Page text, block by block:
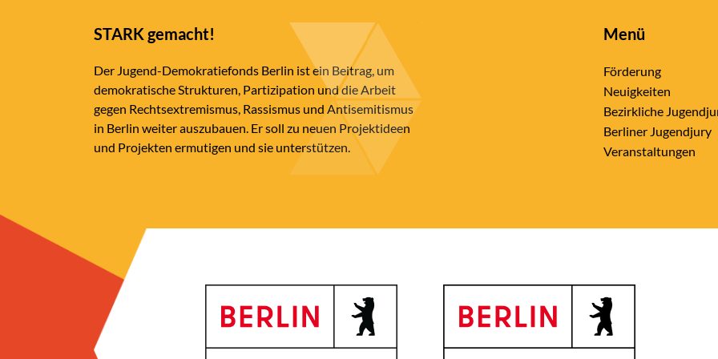
STARK gemacht!
Der Jugend-Demokratiefonds Berlin ist ein Beitrag, um
demokratische Strukturen, Partizipation und die Arbeit
gegen Rechtsextremismus, Rassismus und Antisemitismus
in Berlin weiter auszubauen. Er soll zu neuen Projektideen
und Projekten ermutigen und sie unterstützen.
Menü
Förderung
Neuigkeiten
Bezirkliche
Berliner Jugendjury
Veranstaltungen